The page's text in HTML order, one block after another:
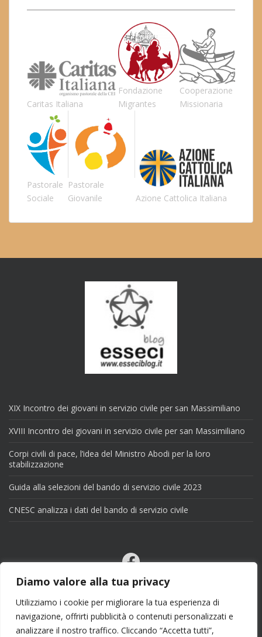
Diamo valore alla tua privacy
Utilizziamo i cookie per migliorare la tua esperienza di
navigazione, offrirti pubblicità o contenuti personalizzati e
analizzare il nostro traffico. Cliccando “Accetta tutti”,
Caritas Italiana
Fondazione
Migrantes
Cooperazione
Missionaria
Pastorale
Sociale
Pastorale
Giovanile
Azione Cattolica Italiana
XIX Incontro dei giovani in servizio civile per san Massimiliano
XVIII Incontro dei giovani in servizio civile per san Massimiliano
Corpi civili di pace, l’idea del Ministro Abodi per la loro
stabilizzazione
Guida alla selezioni del bando di servizio civile 2023
CNESC analizza i dati del bando di servizio civile
Facebook
Email
X